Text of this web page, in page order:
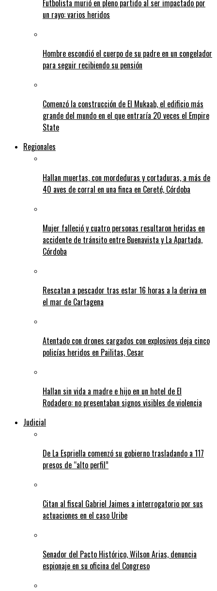
Futbolista murió en pleno partido al ser impactado por
un rayo: varios heridos
Hombre escondió el cuerpo de su padre en un congelador
para seguir recibiendo su pensión
Comenzó la construcción de El Mukaab, el edificio más
grande del mundo en el que entraría 20 veces el Empire
State
Regionales
Hallan muertas, con mordeduras y cortaduras, a más de
40 aves de corral en una finca en Cereté, Córdoba
Mujer falleció y cuatro personas resultaron heridas en
accidente de tránsito entre Buenavista y La Apartada,
Córdoba
Rescatan a pescador tras estar 16 horas a la deriva en
el mar de Cartagena
Atentado con drones cargados con explosivos deja cinco
policías heridos en Pailitas, Cesar
Hallan sin vida a madre e hijo en un hotel de El
Rodadero: no presentaban signos visibles de violencia
Judicial
De La Espriella comenzó su gobierno trasladando a 117
presos de “alto perfil”
Citan al fiscal Gabriel Jaimes a interrogatorio por sus
actuaciones en el caso Uribe
Senador del Pacto Histórico, Wilson Arias, denuncia
espionaje en su oficina del Congreso